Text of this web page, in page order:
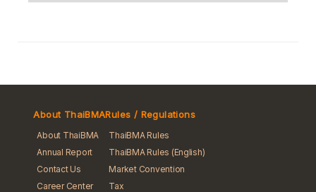
About ThaiBMA
About ThaiBMA
Annual Report
Contact Us
Career Center
Rules / Regulations
ThaiBMA Rules
ThaiBMA Rules (English)
Market Convention
Tax